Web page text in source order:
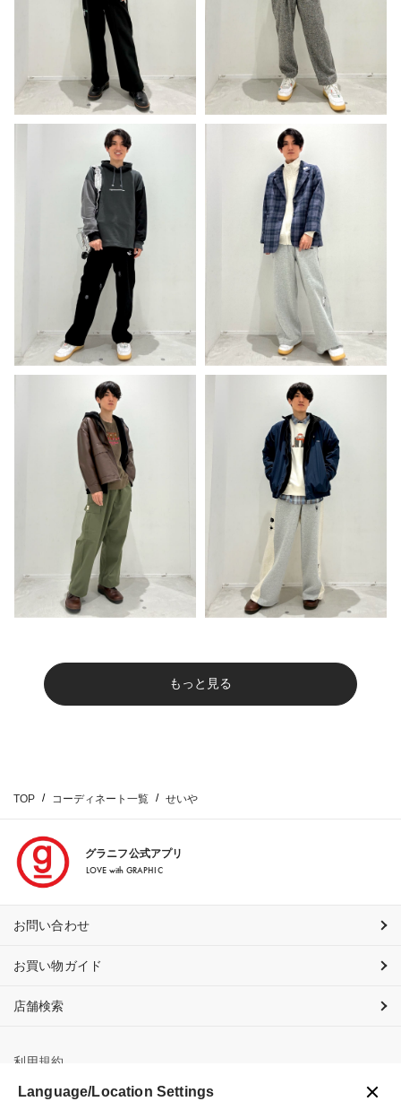
もっと見る
TOP コーディネート一覧 せいや
グラニフ公式アプリ
LOVE with GRAPHIC
お問い合わせ
お買い物ガイド
店舗検索
利用規約
プライバシーポリシー
Language/Location Settings